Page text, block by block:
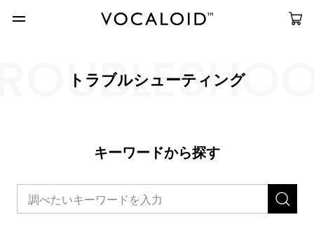
トラブルシューティング
キーワードから探す